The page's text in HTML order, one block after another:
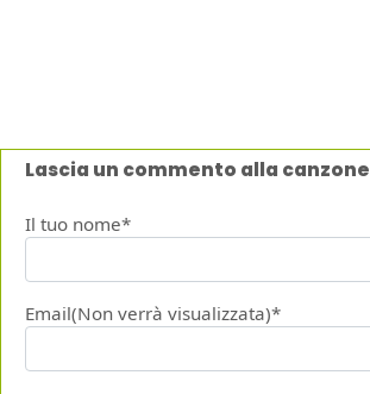
Lascia un commento alla canzone
Il tuo nome*
Email(Non verrà visualizzata)*